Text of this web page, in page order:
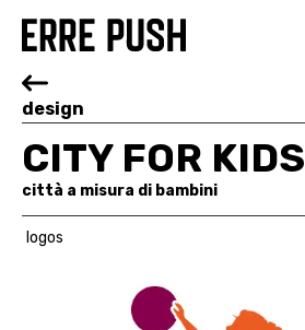
design
CITY FOR KIDS
città a misura di bambini
logos